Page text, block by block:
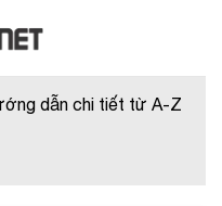
dẫn chi tiết từ A-Z